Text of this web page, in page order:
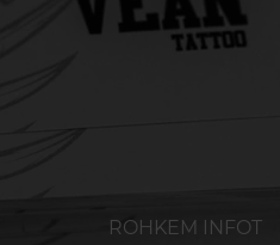
ROHKEM INFOT